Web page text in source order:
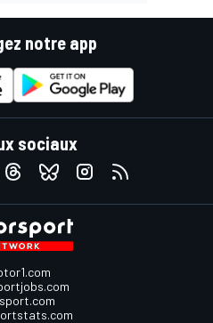
notre app
sociaux